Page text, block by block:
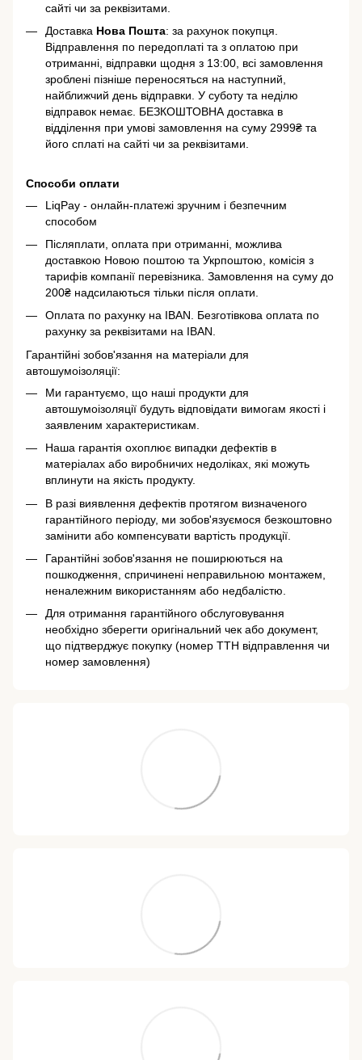
сайті чи за реквізитами.
Доставка Нова Пошта: за рахунок покупця.
Відправлення по передоплаті та з оплатою при
отриманні, відправки щодня з 13:00, всі замовлення
зроблені пізніше переносяться на наступний,
найближчий день відправки. У суботу та неділю
відправок немає. БЕЗКОШТОВНА доставка в
відділення при умові замовлення на суму 2999₴ та
його сплаті на сайті чи за реквізитами.
Способи оплати
LiqPay - онлайн-платежі зручним і безпечним
способом
Післяплати, оплата при отриманні, можлива
доставкою Новою поштою та Укрпоштою, комісія з
тарифів компанії перевізника. Замовлення на суму до
200₴ надсилаються тільки після оплати.
Оплата по рахунку на IBAN. Безготівкова оплата по
рахунку за реквізитами на IBAN.
Гарантійні зобов'язання на матеріали для
автошумоізоляції:
Ми гарантуємо, що наші продукти для
автошумоізоляції будуть відповідати вимогам якості і
заявленим характеристикам.
Наша гарантія охоплює випадки дефектів в
матеріалах або виробничих недоліках, які можуть
вплинути на якість продукту.
В разі виявлення дефектів протягом визначеного
гарантійного періоду, ми зобов'язуємося безкоштовно
замінити або компенсувати вартість продукції.
Гарантійні зобов'язання не поширюються на
пошкодження, спричинені неправильною монтажем,
неналежним використанням або недбалістю.
Для отримання гарантійного обслуговування
необхідно зберегти оригінальний чек або документ,
що підтверджує покупку (номер ТТН відправлення чи
номер замовлення)